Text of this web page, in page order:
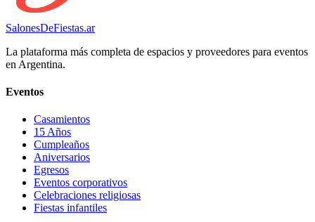
SalonesDeFiestas.ar
La plataforma más completa de espacios y proveedores para eventos
en Argentina.
Eventos
Casamientos
15 Años
Cumpleaños
Aniversarios
Egresos
Eventos corporativos
Celebraciones religiosas
Fiestas infantiles